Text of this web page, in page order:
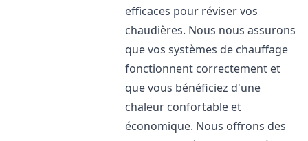
efficaces pour réviser vos
chaudières. Nous nous assurons
que vos systèmes de chauffage
fonctionnent correctement et
que vous bénéficiez d'une
chaleur confortable et
économique. Nous offrons des